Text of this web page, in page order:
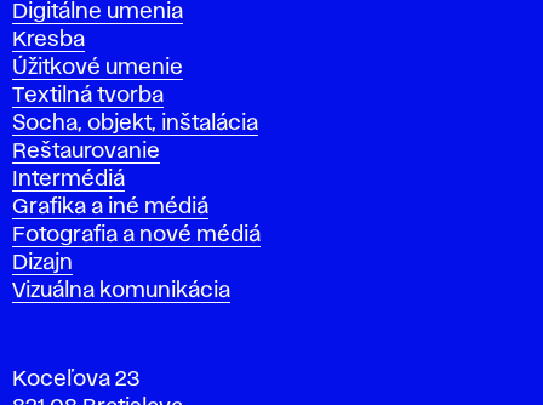
Katedry
Digitálne umenia
Kresba
Úžitkové umenie
Textilná tvorba
Socha, objekt, inštalácia
Reštaurovanie
Intermédiá
Grafika a iné médiá
Fotografia a nové médiá
Dizajn
Vizuálna komunikácia
Koceľova 23